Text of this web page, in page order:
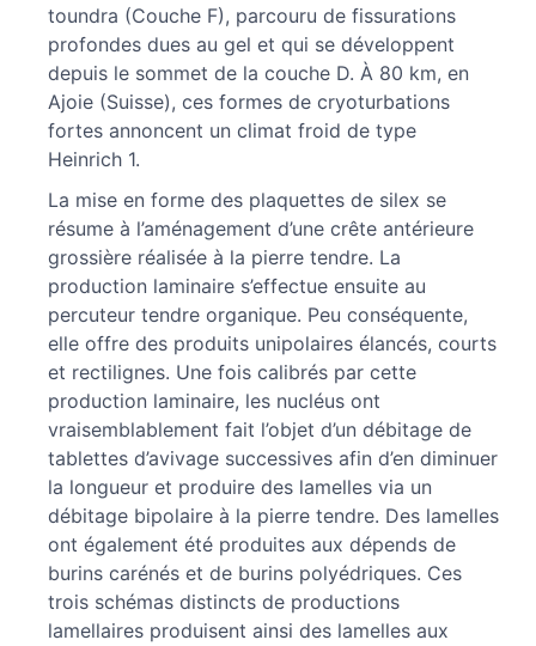
toundra (Couche F), parcouru de fissurations
profondes dues au gel et qui se développent
depuis le sommet de la couche D. À 80 km, en
Ajoie (Suisse), ces formes de cryoturbations
fortes annoncent un climat froid de type
Heinrich 1.
La mise en forme des plaquettes de silex se
résume à l’aménagement d’une crête antérieure
grossière réalisée à la pierre tendre. La
production laminaire s’effectue ensuite au
percuteur tendre organique. Peu conséquente,
elle offre des produits unipolaires élancés, courts
et rectilignes. Une fois calibrés par cette
production laminaire, les nucléus ont
vraisemblablement fait l’objet d’un débitage de
tablettes d’avivage successives afin d’en diminuer
la longueur et produire des lamelles via un
débitage bipolaire à la pierre tendre. Des lamelles
ont également été produites aux dépends de
burins carénés et de burins polyédriques. Ces
trois schémas distincts de productions
lamellaires produisent ainsi des lamelles aux